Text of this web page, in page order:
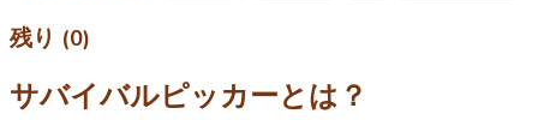
残り (0)
サバイバルピッカーとは？